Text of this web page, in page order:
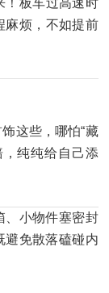
！板车过高速时
麻烦，不如提前
这些，哪怕“藏
纯纯给自己添
、小物件塞密封
避免散落磕碰内